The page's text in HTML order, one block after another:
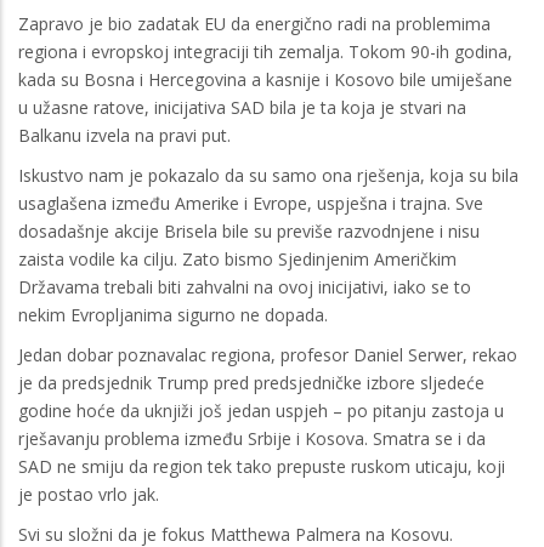
Zapravo je bio zadatak EU da energično radi na problemima
regiona i evropskoj integraciji tih zemalja. Tokom 90-ih godina,
kada su Bosna i Hercegovina a kasnije i Kosovo bile umiješane
u užasne ratove, inicijativa SAD bila je ta koja je stvari na
Balkanu izvela na pravi put.
Iskustvo nam je pokazalo da su samo ona rješenja, koja su bila
usaglašena između Amerike i Evrope, uspješna i trajna. Sve
dosadašnje akcije Brisela bile su previše razvodnjene i nisu
zaista vodile ka cilju. Zato bismo Sjedinjenim Američkim
Državama trebali biti zahvalni na ovoj inicijativi, iako se to
nekim Evropljanima sigurno ne dopada.
Jedan dobar poznavalac regiona, profesor Daniel Serwer, rekao
je da predsjednik Trump pred predsjedničke izbore sljedeće
godine hoće da uknjiži još jedan uspjeh – po pitanju zastoja u
rješavanju problema između Srbije i Kosova. Smatra se i da
SAD ne smiju da region tek tako prepuste ruskom uticaju, koji
je postao vrlo jak.
Svi su složni da je fokus Matthewa Palmera na Kosovu.